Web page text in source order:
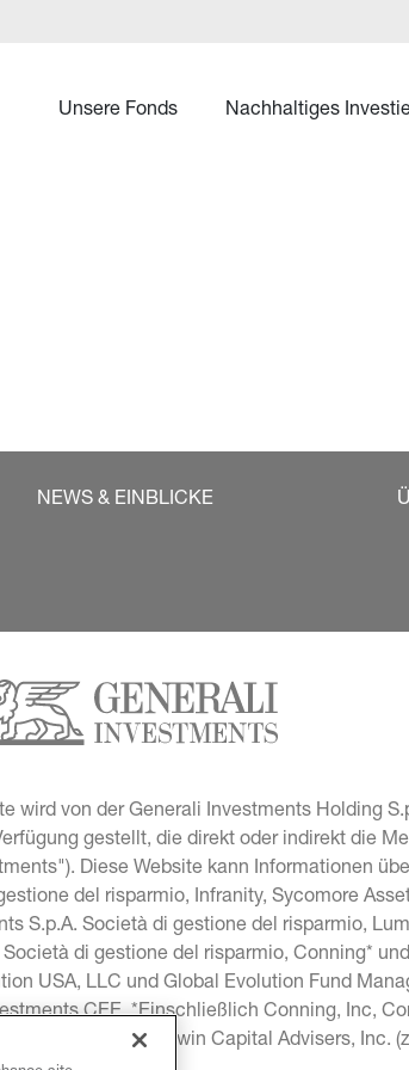
Unsere Fonds Nachhaltiges
NEWS & EINBLICKE
wird von der Generali Investments Holding
gestellt, die direkt oder indirekt die
Diese Website kann Informationen
del risparmio, Infranity, Sycomore
S.p.A. Società di gestione del risparmio,
di gestione del risparmio, Conning*
USA, LLC und Global Evolution Fund
CEE. *Einschließlich Conning, Inc,
Inc, Goodwin Capital Advisers, Inc.